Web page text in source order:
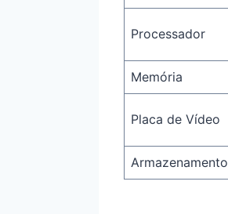
Processador
Memória
Placa de Vídeo
Armazenamento